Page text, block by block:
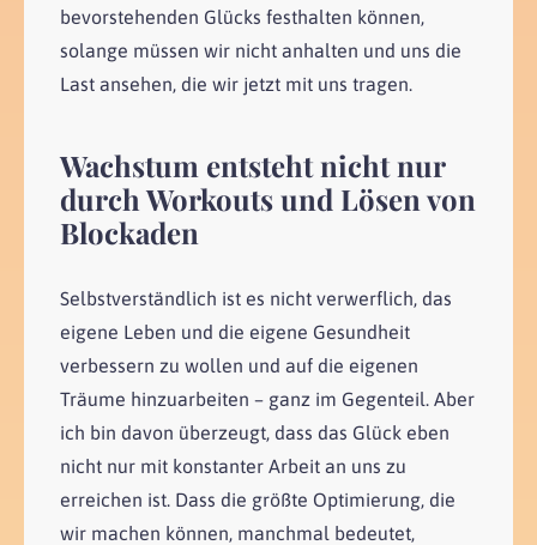
bevorstehenden Glücks festhalten können,
solange müssen wir nicht anhalten und uns die
Last ansehen, die wir jetzt mit uns tragen.
Wachstum entsteht nicht nur
durch Workouts und Lösen von
Blockaden
Selbstverständlich ist es nicht verwerflich, das
eigene Leben und die eigene Gesundheit
verbessern zu wollen und auf die eigenen
Träume hinzuarbeiten – ganz im Gegenteil. Aber
ich bin davon überzeugt, dass das Glück eben
nicht nur mit konstanter Arbeit an uns zu
erreichen ist. Dass die größte Optimierung, die
wir machen können, manchmal bedeutet,